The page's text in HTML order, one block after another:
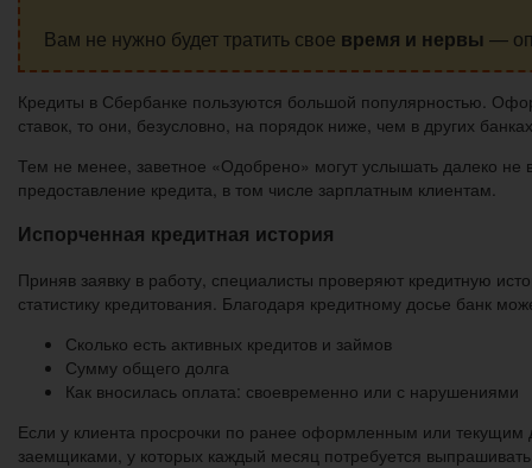
Вам не нужно будет тратить свое время и нервы —
Кредиты в Сбербанке пользуются большой популярностью.
ставок, то они, безусловно, на порядок ниже, чем в других
Тем не менее, заветное «Одобрено» могут услышать далеко не
предоставление кредита, в том числе зарплатным клиентам.
Испорченная кредитная история
Приняв заявку в работу, специалисты проверяют кредитную
статистику кредитования. Благодаря кредитному досье банк
Сколько есть активных кредитов и займов
Сумму общего долга
Как вносилась оплата: своевременно или с нарушениями
Если у клиента просрочки по ранее оформленным или текущим
заемщиками, у которых каждый месяц потребуется